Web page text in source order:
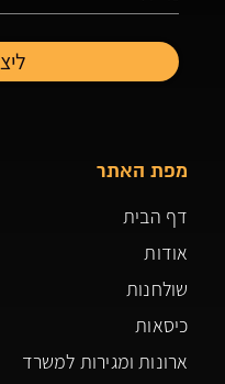
מפת האתר
דף הבית
אודות
שולחנות
כיסאות
ארונות ומגירות למשרד